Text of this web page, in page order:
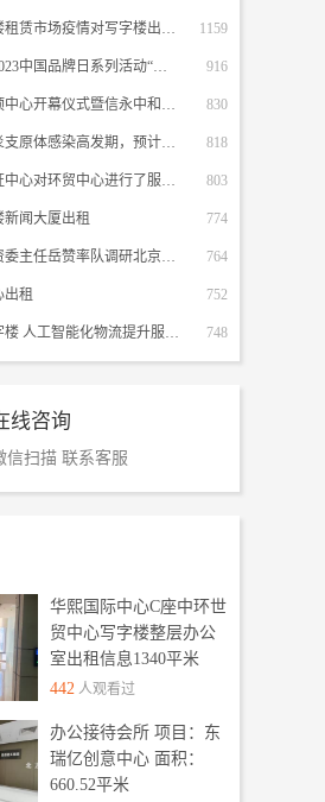
疫情后写字楼租赁市场疫情对写字楼出租影响的因数 1159
最新消息：2023中国品牌日系列活动“商业地产”品牌创新案例征集活动正式启动 916
汇亚大厦云顶中心开幕仪式暨信永中和展厅揭幕活动成功举行 830
北京正处肺炎支原体感染高发期，预计下月达峰！ 818
国建联信认证中心对环贸中心进行了服务认证五星级物业服务 803
闻大厦出租 774
石景山区国资委主任岳赞率队调研北京银行保险产业园 764
出租 752
中海广场写字楼 人工智能化物流提升服务品质 748
线咨询
信扫描 联系客服
华熙国际中心C座中环世
贸中心写字楼整层办公
室出租信息1340平米
442 人观看过
办公接待会所 项目：东
瑞亿创意中心 面积：
660.52平米